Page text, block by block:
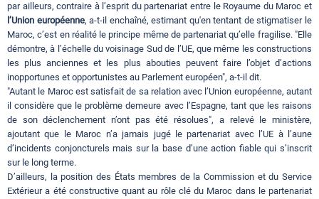
par ailleurs, contraire à l’esprit du partenariat entre le Royaume du Maroc et
l’Union européenne, a-t-il enchaîné, estimant qu'en tentant de stigmatiser le
Maroc, c’est en réalité le principe même de partenariat qu’elle fragilise. "Elle
démontre, à l’échelle du voisinage Sud de l’UE, que même les constructions
les plus anciennes et les plus abouties peuvent faire l’objet d’actions
inopportunes et opportunistes au Parlement européen", a-t-il dit.
"Autant le Maroc est satisfait de sa relation avec l’Union européenne, autant
il considère que le problème demeure avec l’Espagne, tant que les raisons
de son déclenchement n’ont pas été résolues", a relevé le ministère,
ajoutant que le Maroc n’a jamais jugé le partenariat avec l’UE à l’aune
d’incidents conjoncturels mais sur la base d’une action fiable qui s’inscrit
sur le long terme.
D’ailleurs, la position des États membres de la Commission et du Service
Extérieur a été constructive quant au rôle clé du Maroc dans le partenariat